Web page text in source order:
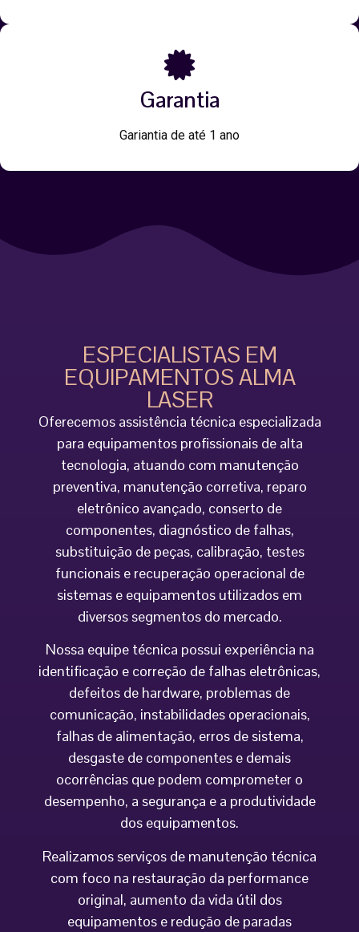
Garantia
Gariantia de até 1 ano
ESPECIALISTAS EM
EQUIPAMENTOS ALMA
LASER
Oferecemos assistência técnica especializada
para equipamentos profissionais de alta
tecnologia, atuando com manutenção
preventiva, manutenção corretiva, reparo
eletrônico avançado, conserto de
componentes, diagnóstico de falhas,
substituição de peças, calibração, testes
funcionais e recuperação operacional de
sistemas e equipamentos utilizados em
diversos segmentos do mercado.
Nossa equipe técnica possui experiência na
identificação e correção de falhas eletrônicas,
defeitos de hardware, problemas de
comunicação, instabilidades operacionais,
falhas de alimentação, erros de sistema,
desgaste de componentes e demais
ocorrências que podem comprometer o
desempenho, a segurança e a produtividade
dos equipamentos.
Realizamos serviços de manutenção técnica
com foco na restauração da performance
original, aumento da vida útil dos
equipamentos e redução de paradas